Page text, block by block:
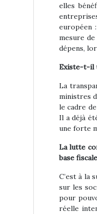
elles
européen
mesure de
dépens,
Existe-t-il
La
ministres
le cadre
Il a déjà
une forte
La lutte
base
C’est à la
sur les
pour
réelle